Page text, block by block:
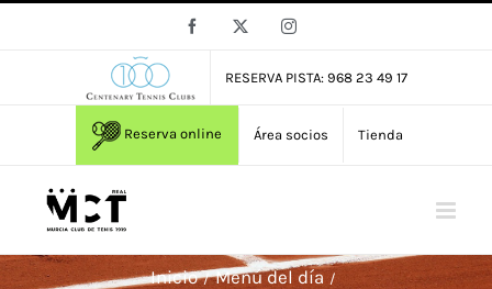
Facebook Instagram
RESERVA PISTA: 968 23 49 17
Reserva online Área socios Tienda
Inicio
Menú del día